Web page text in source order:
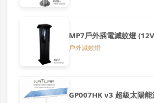
MP7戶外插電滅蚊燈
戶外滅蚊燈
GP007HK v3 超級太陽能